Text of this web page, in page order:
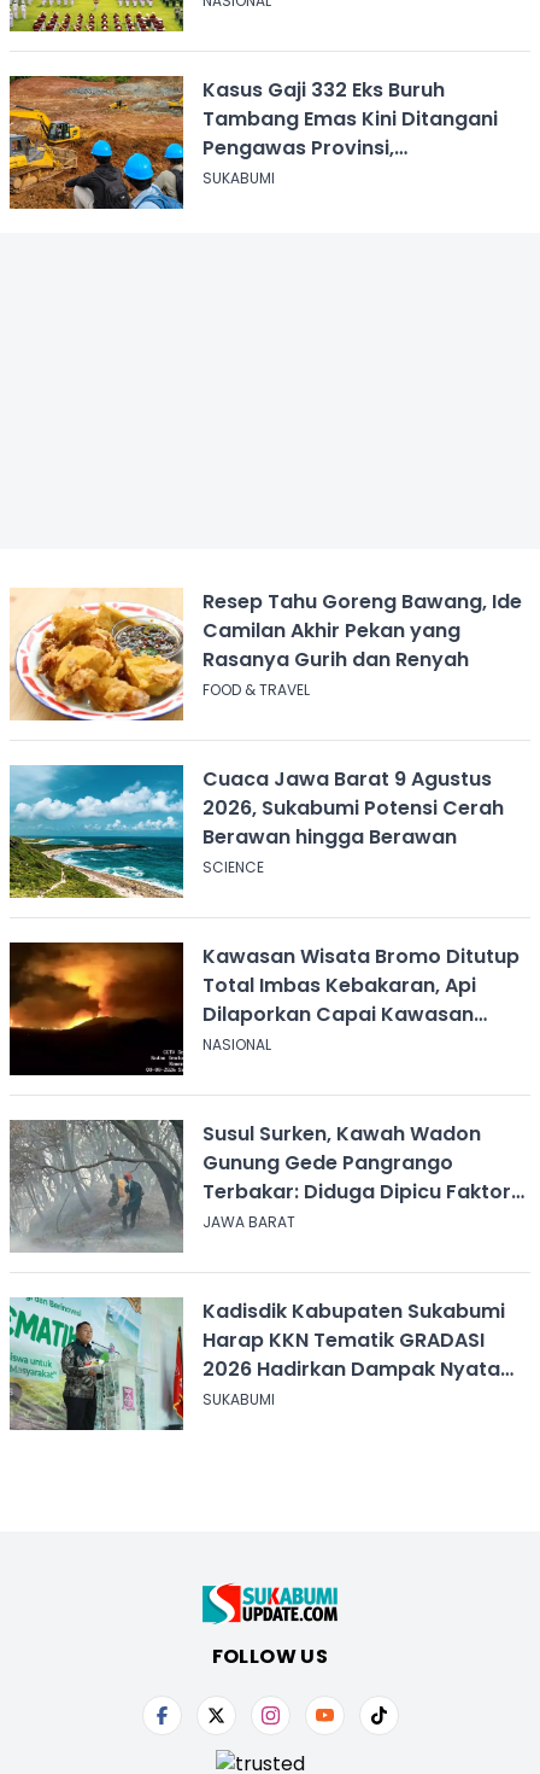
Kasus Gaji 332 Eks Buruh
Tambang Emas Kini Ditangani
Pengawas Provinsi,
Disnakertrans Sukabumi Terus
SUKABUMI
Resep Tahu Goreng Bawang, Ide
Camilan Akhir Pekan yang
Rasanya Gurih dan Renyah
FOOD & TRAVEL
Cuaca Jawa Barat 9 Agustus
2026, Sukabumi Potensi Cerah
Berawan hingga Berawan
SCIENCE
Kawasan Wisata Bromo Ditutup
Total Imbas Kebakaran, Api
Dilaporkan Capai Kawasan
Sabana
NASIONAL
Susul Surken, Kawah Wadon
Gunung Gede Pangrango
Terbakar: Diduga Dipicu Faktor
Alam
JAWA BARAT
Kadisdik Kabupaten Sukabumi
Harap KKN Tematik GRADASI
2026 Hadirkan Dampak Nyata
bagi Masyarakat
SUKABUMI
FOLLOW US